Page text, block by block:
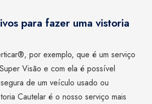
para fazer uma vistoria
por exemplo, que é um serviço
Visão e com ela é possível
de um veículo usado ou
Cautelar é o nosso serviço mais